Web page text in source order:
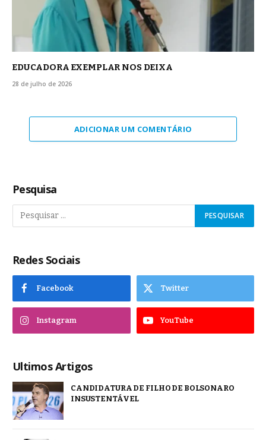
EDUCADORA EXEMPLAR NOS DEIXA
28 de julho de 2026
ADICIONAR UM COMENTÁRIO
Pesquisa
Redes Sociais
Facebook Twitter
Instagram YouTube
Ultimos Artigos
CANDIDATURA DE FILHO DE BOLSONARO
INSUSTENTÁVEL